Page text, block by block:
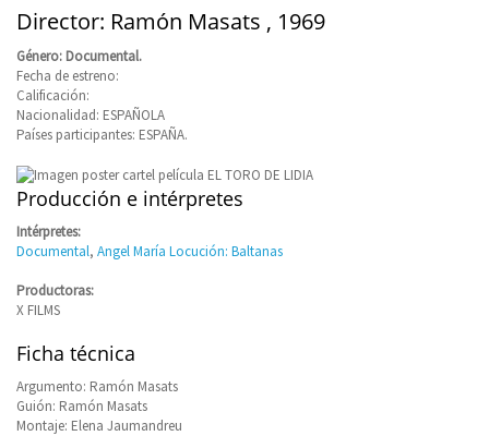
Director: Ramón Masats , 1969
Género: Documental.
Fecha de estreno:
Calificación:
Nacionalidad: ESPAÑOLA
Países participantes: ESPAÑA.
Producción e intérpretes
Intérpretes:
Documental, Angel María Locución: Baltanas
Productoras:
X FILMS
Ficha técnica
Argumento: Ramón Masats
Guión: Ramón Masats
Montaje: Elena Jaumandreu